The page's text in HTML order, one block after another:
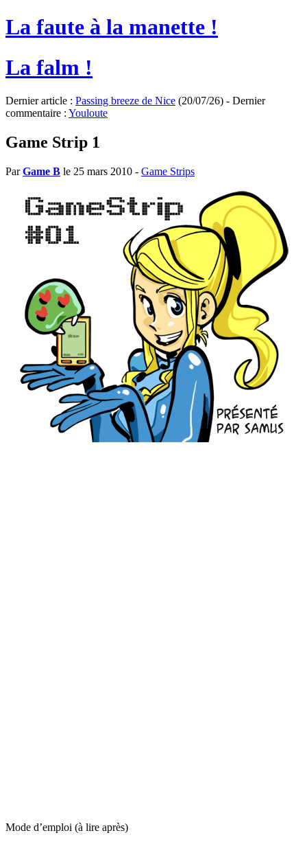
La faute à la manette !
La falm !
Dernier article : Passing breeze de Nice (20/07/26) - Dernier
commentaire : Youloute
Game Strip 1
ParGame B le 25 mars 2010 - Game Strips
Mode d’emploi (à lire après)